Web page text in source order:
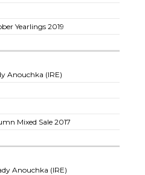
Yearlings 2019
Anouchka (IRE)
Mixed Sale 2017
Anouchka (IRE)